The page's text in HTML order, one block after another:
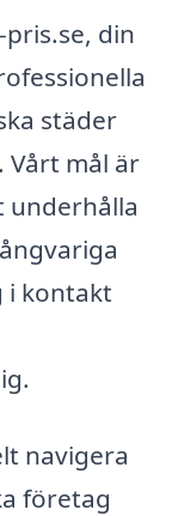
din
städer
Vårt mål är
underhålla
i kontakt
navigera
företag